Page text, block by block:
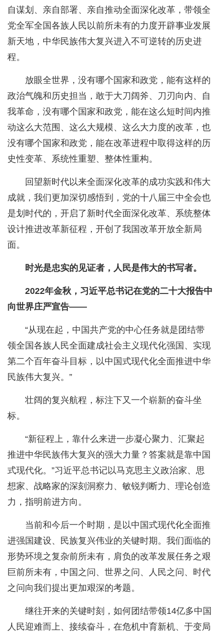
自谋划、亲自部署、亲自推动全面深化改革，带领全
党全军全国各族人民以前所未有的力度开辟事业发展
新天地，中华民族伟大复兴进入不可逆转的历史进
程。
放眼全世界，没有哪个国家和政党，能有这样的
政治气魄和历史担当，敢于大刀阔斧、刀刃向内、自
我革命，没有哪个国家和政党，能在这么短时间内推
动这么大范围、这么大规模、这么大力度的改革，也
没有哪个国家和政党，能在改革进程中取得这样的历
史性变革、系统性重塑、整体性重构。
回望新时代以来全面深化改革的成功实践和伟大
成就，我们更加深切感悟到，党的十八届三中全会也
是划时代的，开启了新时代全面深化改革、系统整体
设计推进改革新征程，开创了我国改革开放全新局
面。
时光是忠实的见证者，人民是伟大的书写者。
2022年金秋，习近平总书记在党的二十大报告中
向世界庄严宣告——
“从现在起，中国共产党的中心任务就是团结带
领全国各族人民全面建成社会主义现代化强国、实现
第二个百年奋斗目标，以中国式现代化全面推进中华
民族伟大复兴。”
壮阔的复兴航程，标注下又一个崭新的奋斗坐
标。
“新征程上，靠什么来进一步凝心聚力、汇聚起
推进中华民族伟大复兴的强大力量？答案就是靠中国
式现代化。”习近平总书记以马克思主义政治家、思
想家、战略家的深刻洞察力、敏锐判断力、理论创造
力，指明前进方向。
当前和今后一个时期，是以中国式现代化全面推
进强国建设、民族复兴伟业的关键时期。我们面临的
形势环境之复杂前所未有，肩负的改革发展任务之艰
巨前所未有，中国之问、世界之问、人民之问、时代
之问向我们提出更加艰深的考题。
继往开来的关键时刻，如何团结带领14亿多中国
人民迎难而上、接续奋斗，在危机中育新机、于变局